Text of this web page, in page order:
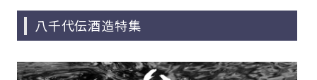
八千代伝酒造特集